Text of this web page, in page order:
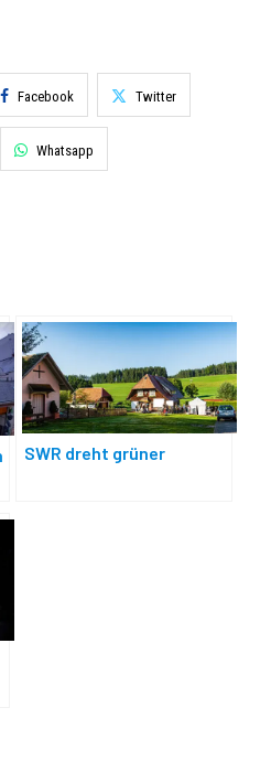
Facebook Twitter
Whatsapp
SWR dreht grüner